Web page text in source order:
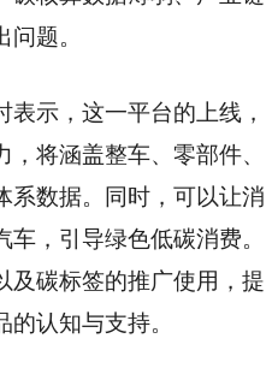
题。
表示，这一平台的上线，
将涵盖整车、零部件、
系数据。同时，可以让消
，引导绿色低碳消费。
及碳标签的推广使用，提
认知与支持。